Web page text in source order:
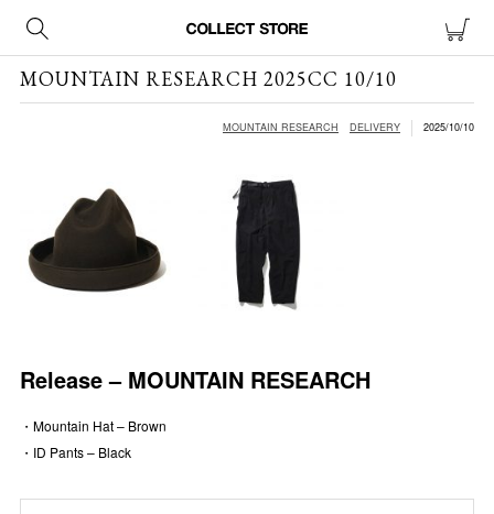
MOUNTAIN RESEARCH 2025CC 10/10
MOUNTAIN RESEARCH DELIVERY 2025/10/10
Release – MOUNTAIN RESEARCH
・Mountain Hat – Brown
・ID Pants – Black